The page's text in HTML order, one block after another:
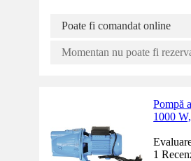
Poate fi comandat online
Momentan nu poate fi
Pompă
1000
1